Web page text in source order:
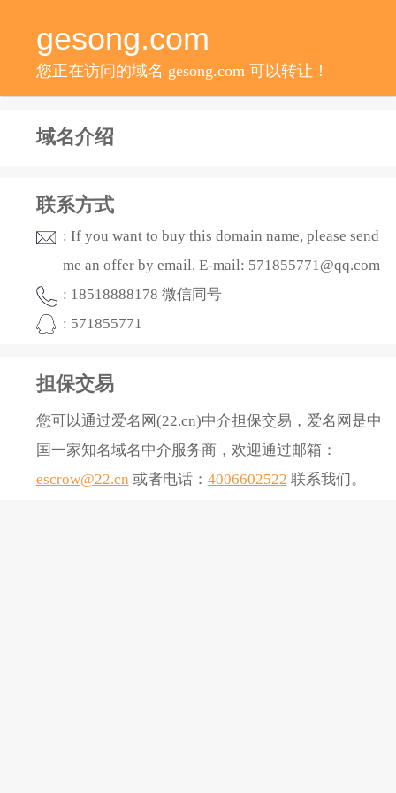
gesong.com
您正在访问的域名 gesong.com 可以转让！
域名介绍
联系方式
: If you want to buy this domain name, please send
me an offer by email. E-mail: 571855771@qq.com
: 18518888178 微信同号
: 571855771
担保交易
您可以通过爱名网(22.cn)中介担保交易，爱名网是中
国一家知名域名中介服务商，欢迎通过邮箱：
escrow@22.cn 或者电话： 4006602522 联系我们。